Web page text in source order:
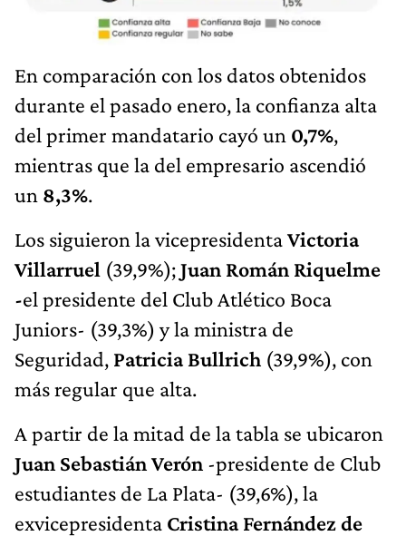
En comparación con los datos obtenidos
durante el pasado enero, la confianza alta
del primer mandatario cayó un 0,7%,
mientras que la del empresario ascendió
un 8,3%.
Los siguieron la vicepresidentaVictoria
Villarruel (39,9%);Juan Román Riquelme
-el presidente del Club Atlético Boca
Juniors- (39,3%) y la ministra de
Seguridad, Patricia Bullrich (39,9%), con
más regular que alta.
A partir de la mitad de la tabla se ubicaron
Juan Sebastián Verón -presidente de Club
estudiantes de La Plata- (39,6%), la
exvicepresidenta Cristina Fernández de